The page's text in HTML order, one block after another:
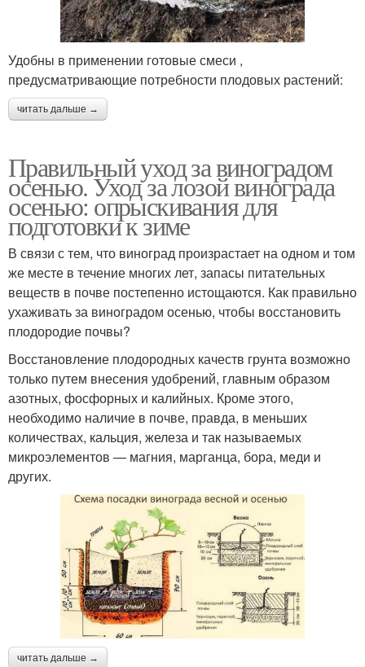
Удобны в применении готовые смеси ,
предусматривающие потребности плодовых растений:
читать дальше →
Правильный уход за виноградом
осенью. Уход за лозой винограда
осенью: опрыскивания для
подготовки к зиме
В связи с тем, что виноград произрастает на одном и том
же месте в течение многих лет, запасы питательных
веществ в почве постепенно истощаются. Как правильно
ухаживать за виноградом осенью, чтобы восстановить
плодородие почвы?
Восстановление плодородных качеств грунта возможно
только путем внесения удобрений, главным образом
азотных, фосфорных и калийных. Кроме этого,
необходимо наличие в почве, правда, в меньших
количествах, кальция, железа и так называемых
микроэлементов — магния, марганца, бора, меди и
других.
читать дальше →